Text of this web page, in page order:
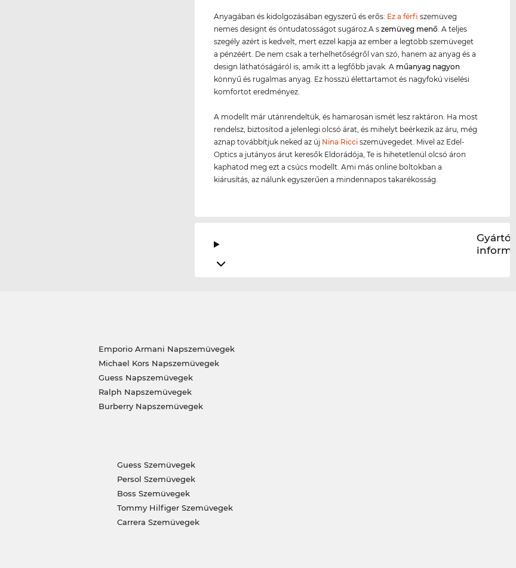
Anyagában és kidolgozásában egyszerű és erős: Ez a férfi szemüveg
nemes designt és öntudatosságot sugároz.A szemüveg menő. A teljes
szegély azért is kedvelt, mert ezzel kapja az ember a legtöbb szemüveget
a pénzéért. De nem csak a terhelhetőségről van szó, hanem az anyag és a
design láthatóságáról is, amik itt a legfőbb javak. A műanyag nagyon
könnyű és rugalmas anyag. Ez hosszú élettartamot és nagyfokú viselési
komfortot eredményez.
A modellt már utánrendeltük, és hamarosan ismét lesz raktáron. Ha most
rendelsz, biztosítod a jelenlegi olcsó árat, és mihelyt beérkezik az áru, még
aznap továbbítjuk neked az új Nina Ricci szemüvegedet. Mivel az Edel-
Optics a jutányos árut keresők Eldorádója, Te is hihetetlenül olcsó áron
kaphatod meg ezt a csúcs modellt. Ami más online boltokban a
kiárusítás, az nálunk egyszerűen a mindennapos takarékosság.
Gyártói
Emporio Armani Napszemüvegek
Michael Kors Napszemüvegek
Guess Napszemüvegek
Ralph Napszemüvegek
Burberry Napszemüvegek
Guess Szemüvegek
Persol Szemüvegek
Boss Szemüvegek
Tommy Hilfiger Szemüvegek
Carrera Szemüvegek